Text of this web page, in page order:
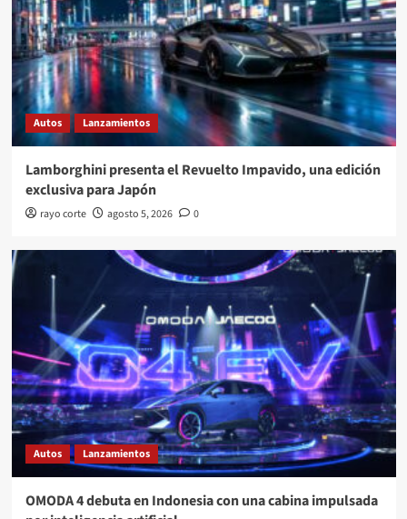
Autos Lanzamientos
Lamborghini presenta el Revuelto Impavido, una edición
exclusiva para Japón
rayo corte agosto 5, 2026 0
Autos Lanzamientos
OMODA 4 debuta en Indonesia con una cabina impulsada